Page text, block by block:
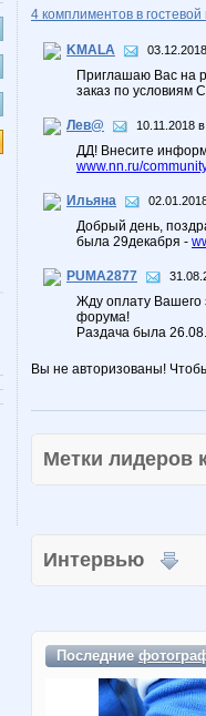
4 комплиментов в гостевой
KMALA
Приглашаю Вас на
заказ по условиям
Лев@ 10.11.2018
ДД! Внесите
www.nn.ru/
Ильяна
Добрый день,
была 29декабря -
PUMA2877
Жду оплату Вашего
форума!
Раздача была
Вы не авторизованы!
Метки
Интервью
Последние